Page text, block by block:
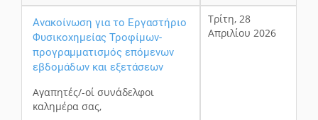
Ανακοίνωση για το Εργαστήριο
Φυσικοχημείας Τροφίμων-
προγραμματισμός επόμενων
εβδομάδων και εξετάσεων
Αγαπητές/-οί συνάδελφοι
καλημέρα σας,
Τρίτη, 28
Απριλίου 2026